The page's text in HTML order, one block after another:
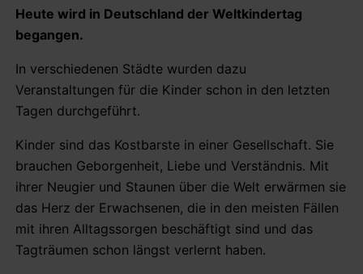
Heute wird in Deutschland der Weltkindertag
begangen.
In verschiedenen Städte wurden dazu
Veranstaltungen für die Kinder schon in den letzten
Tagen durchgeführt.
Kinder sind das Kostbarste in einer Gesellschaft. Sie
brauchen Geborgenheit, Liebe und Verständnis. Mit
ihrer Neugier und Staunen über die Welt erwärmen sie
das Herz der Erwachsenen, die in den meisten Fällen
mit ihren Alltagssorgen beschäftigt sind und das
Tagträumen schon längst verlernt haben.